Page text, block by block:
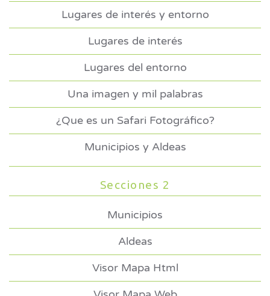
Lugares de interés y entorno
Lugares de interés
Lugares del entorno
Una imagen y mil palabras
¿Que es un Safari Fotográfico?
Municipios y Aldeas
Secciones 2
Municipios
Aldeas
Visor Mapa Html